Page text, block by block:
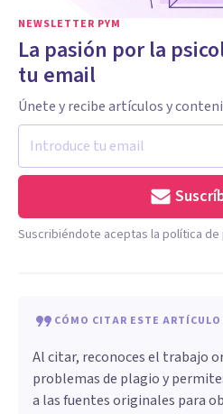
NEWSLETTER PYM
La pasión por la
tu email
Únete y recibe artículos y
Suscribiéndote aceptas la política de
CÓMO CITAR ESTE ARTÍCULO
Al citar, reconoces el trabajo
problemas de plagio y
a las fuentes originales para